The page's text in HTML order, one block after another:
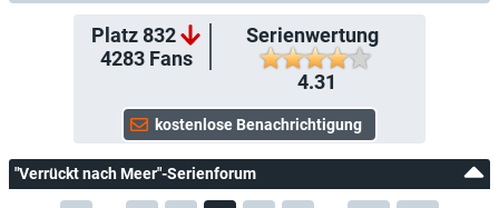
Platz 832
4283Fans
Serienwertung
4.31
"Verrückt nach Meer"-Serienforum